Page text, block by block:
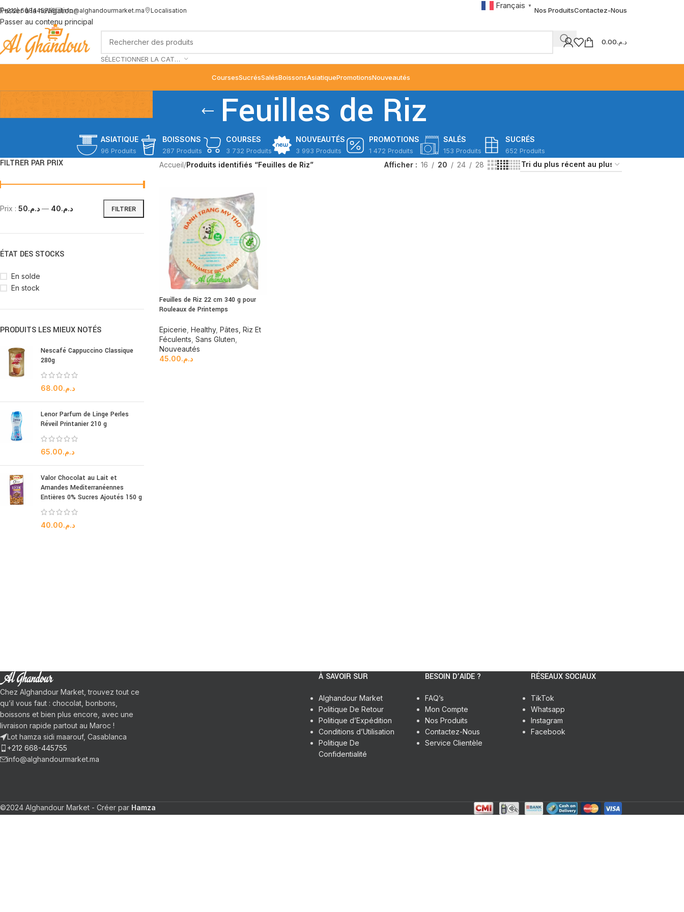
Passer à la navigation
Passer au contenu principal
(+212) 668445755 info@alghandourmarket.ma Localisation Français ▼
Nos ProduitsContactez-Nous
SÉLECTIONNER LA CATÉGORIE
د.م.0.00
CoursesSucrésSalésBoissonsAsiatiquePromotionsNouveautés
Feuilles de Riz
ASIATIQUE
96 Produits
BOISSONS
287 Produits
COURSES
3 732 Produits
NOUVEAUTÉS
3 993 Produits
PROMOTIONS
1 472 Produits
SALÉS
153 Produits
SUCRÉS
652 Produits
FILTRER PAR PRIX
FILTRER
Prix : د.م.40 — د.م.50
ÉTAT DES STOCKS
En solde
En stock
PRODUITS LES MIEUX NOTÉS
Nescafé Cappuccino Classique
280g
د.م.68.00
Lenor Parfum de Linge Perles
Réveil Printanier 210 g
د.م.65.00
Valor Chocolat au Lait et
Amandes Mediterranéennes
Entières 0% Sucres Ajoutés 150 g
د.م.40.00
Accueil/Produits identifiés “Feuilles de Riz” Afficher 16 20 24 28
Feuilles de Riz 22 cm 340 g pour
Rouleaux de Printemps
Epicerie Healthy, Pâtes, Riz Et
Féculents Sans Gluten
Nouveautés
د.م.45.00
Chez Alghandour Market, trouvez tout ce
qu’il vous faut : chocolat, bonbons,
boissons et bien plus encore, avec une
livraison rapide partout au Maroc !
Lot hamza sidi maarouf, Casablanca
+212 668-445755
info@alghandourmarket.ma
À SAVOIR SUR
Alghandour Market
Politique De Retour
Politique d’Expédition
Conditions d’Utilisation
Politique De
Confidentialité
BESOIN D’AIDE ?
FAQ’s
Mon Compte
Nos Produits
Contactez-Nous
Service Clientèle
RÉSEAUX SOCIAUX
TikTok
Whatsapp
Instagram
Facebook
©2024 Alghandour Market - Créer par Hamza